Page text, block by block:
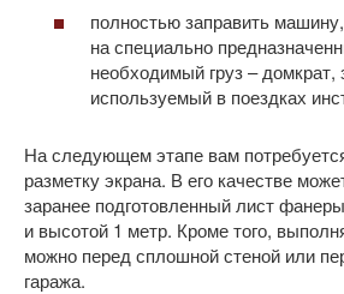
полностью заправить
на специально
необходимый груз – домкрат,
используемый в поездках
На следующем этапе вам
разметку экрана. В его качестве
заранее подготовленный лист
и высотой 1 метр. Кроме того,
можно перед сплошной стеной или
гаража.